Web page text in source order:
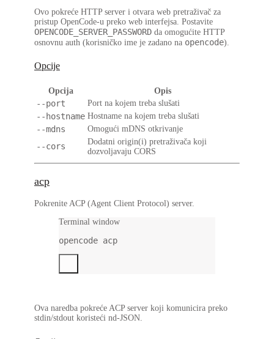
Ovo pokreće HTTP server i otvara web pretraživač za
pristup OpenCode-u preko web interfejsa. Postavite
OPENCODE_SERVER_PASSWORD da omogućite HTTP
osnovnu auth (korisničko ime je zadano na opencode).
Opcije
Opcija Opis
--port Port na kojem treba slušati
--hostname Hostname na kojem treba slušati
--mdns Omogući mDNS otkrivanje
--cors
Dodatni origin(i) pretraživača koji
dozvoljavaju CORS
acp
Pokrenite ACP (Agent Client Protocol) server.
Terminal window
opencode acp
Ova naredba pokreće ACP server koji komunicira preko
stdin/stdout koristeći nd-JSON.